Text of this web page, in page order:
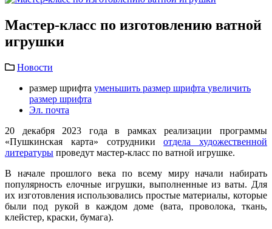
Мастер-класс по изготовлению ватной
игрушки
Новости
размер шрифта уменьшить размер шрифта увеличить
размер шрифта
Эл. почта
20 декабря 2023 года в рамках реализации программы
«Пушкинская карта» сотрудникиотдела художественной
литературы проведут мастер-класс по ватной игрушке.
В начале прошлого века по всему миру начали набирать
популярность елочные игрушки, выполненные из ваты. Для
их изготовления использовались простые материалы, которые
были под рукой в каждом доме (вата, проволока, ткань,
клейстер, краски, бумага).